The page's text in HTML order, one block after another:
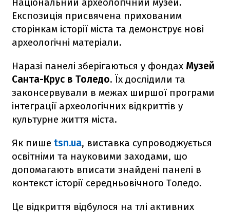
Експозиція присвячена прихованим
сторінкам історії міста та демонструє нові
археологічні матеріали.
Наразі панелі зберігаються у фондах Музей
Санта-Крус в Толедо. Їх дослідили та
законсервували в межах ширшої програми
інтеграції археологічних відкриттів у
культурне життя міста.
Як пише tsn.ua, виставка супроводжується
освітніми та науковими заходами, що
допомагають вписати знайдені панелі в
контекст історії середньовічного Толедо.
Це відкриття відбулося на тлі активних